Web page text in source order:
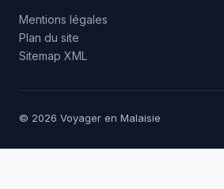
Mentions légales
Plan du site
Sitemap XML
© 2026 Voyager en Malaisie